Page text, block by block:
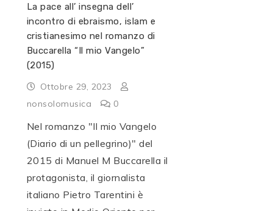
La pace all’ insegna dell’
incontro di ebraismo, islam e
cristianesimo nel romanzo di
Buccarella “Il mio Vangelo”
(2015)
Ottobre 29, 2023
nonsolomusica
0
Nel romanzo "Il mio Vangelo
(Diario di un pellegrino)" del
2015 di Manuel M Buccarella il
protagonista, il giornalista
italiano Pietro Tarentini è